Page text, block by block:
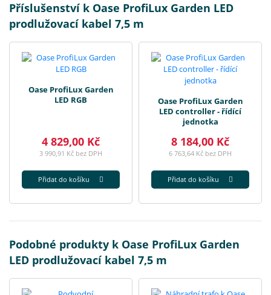
Příslušenství k Oase ProfiLux Garden LED
prodlužovací kabel 7,5 m
Oase ProfiLux Garden
LED RGB
4 829,00 Kč
3 990,91 Kč bez DPH
Přidat do košíku
Oase ProfiLux Garden
LED controller - řídící
jednotka
8 184,00 Kč
6 763,64 Kč bez DPH
Přidat do košíku
Podobné produkty k Oase ProfiLux Garden
LED prodlužovací kabel 7,5 m